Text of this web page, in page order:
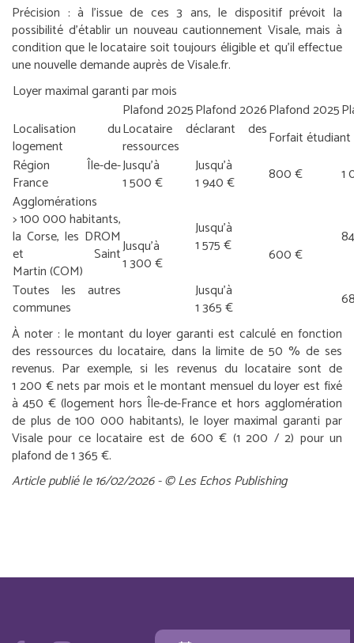
Précision : à l’issue de ces 3 ans, le dispositif prévoit la
possibilité d’établir un nouveau cautionnement Visale, mais à
condition que le locataire soit toujours éligible et qu’il effectue
une nouvelle demande auprès de Visale.fr.
Loyer maximal garanti par mois
Plafond 2025Plafond 2026Plafond 2025
Localisation du
logement
Locataire déclarant des
ressources
Forfait étudiant
Région Île-de-
France
Jusqu’à
1 500 €
Jusqu’à
1 940 €
800 €
1
Agglomérations
> 100 000 habitants,
la Corse, les DROM
et Saint
Martin (COM)
Jusqu’à
1 300 €
Jusqu’à
1 575 €
600 €
Toutes les autres
communes
Jusqu’à
1 365 €
À noter : le montant du loyer garanti est calculé en fonction
des ressources du locataire, dans la limite de 50 % de ses
revenus. Par exemple, si les revenus du locataire sont de
1 200 € nets par mois et le montant mensuel du loyer est fixé
à 450 € (logement hors Île-de-France et hors agglomération
de plus de 100 000 habitants), le loyer maximal garanti par
Visale pour ce locataire est de 600 € (1 200 / 2) pour un
plafond de 1 365 €.
Article publié le 16/02/2026 - © Les Echos Publishing